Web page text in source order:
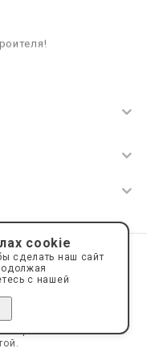
АкваРос
sale@a-ros.ru
данных
и не является
cookie
сделать наш сайт
с нашей